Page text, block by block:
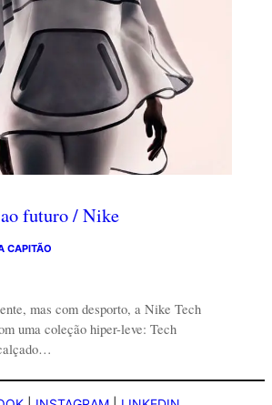
futuro / Nike
CAPITÃO
mas com desporto, a Nike Tech
uma coleção hiper-leve: Tech